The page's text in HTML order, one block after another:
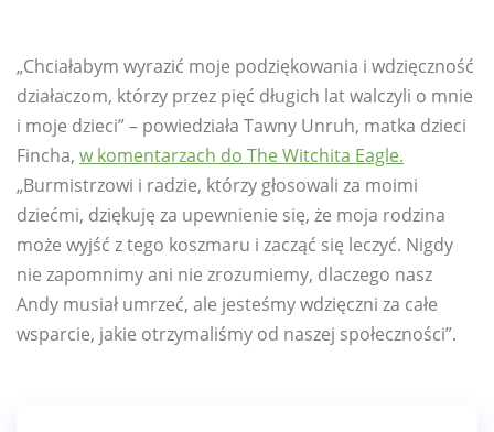
„Chciałabym wyrazić moje podziękowania i wdzięczność
działaczom, którzy przez pięć długich lat walczyli o mnie
i moje dzieci” – powiedziała Tawny Unruh, matka dzieci
Fincha, w komentarzach do The Witchita Eagle.
„Burmistrzowi i radzie, którzy głosowali za moimi
dziećmi, dziękuję za upewnienie się, że moja rodzina
może wyjść z tego koszmaru i zacząć się leczyć. Nigdy
nie zapomnimy ani nie zrozumiemy, dlaczego nasz
Andy musiał umrzeć, ale jesteśmy wdzięczni za całe
wsparcie, jakie otrzymaliśmy od naszej społeczności”.